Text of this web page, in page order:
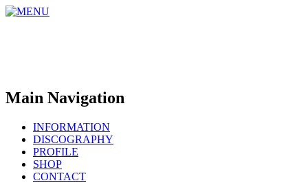
Main Navigation
INFORMATION
DISCOGRAPHY
PROFILE
SHOP
CONTACT